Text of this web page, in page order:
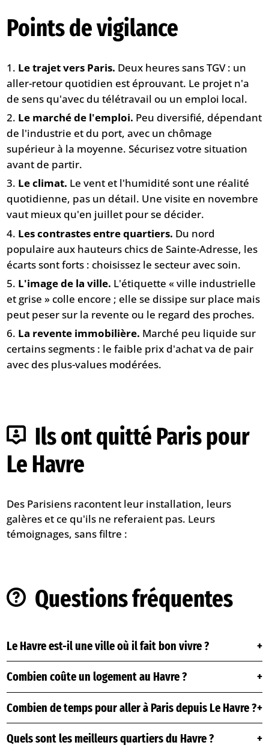
Points de vigilance
Le trajet vers Paris. Deux heures sans TGV : un
aller-retour quotidien est éprouvant. Le projet n'a
de sens qu'avec du télétravail ou un emploi local.
Le marché de l'emploi. Peu diversifié, dépendant
de l'industrie et du port, avec un chômage
supérieur à la moyenne. Sécurisez votre situation
avant de partir.
Le climat. Le vent et l'humidité sont une réalité
quotidienne, pas un détail. Une visite en novembre
vaut mieux qu'en juillet pour se décider.
Les contrastes entre quartiers. Du nord
populaire aux hauteurs chics de Sainte-Adresse, les
écarts sont forts : choisissez le secteur avec soin.
L'image de la ville. L'étiquette « ville industrielle
et grise » colle encore ; elle se dissipe sur place mais
peut peser sur la revente ou le regard des proches.
La revente immobilière. Marché peu liquide sur
certains segments : le faible prix d'achat va de pair
avec des plus-values modérées.
Ils ont quitté Paris pour
Le Havre
Des Parisiens racontent leur installation, leurs
galères et ce qu'ils ne referaient pas. Leurs
témoignages, sans filtre :
Questions fréquentes
Le Havre est-il une ville où il fait bon vivre ?
Combien coûte un logement au Havre ?
Combien de temps pour aller à Paris depuis Le Havre ?
Quels sont les meilleurs quartiers du Havre ?